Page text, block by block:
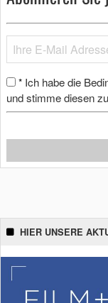
* Ich habe die
und stimme diesen
HIER UNSERE